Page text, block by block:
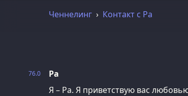
Ченнелинг Контакт с Ра
76.0
Ра
Я – Ра. Я приветствую вас